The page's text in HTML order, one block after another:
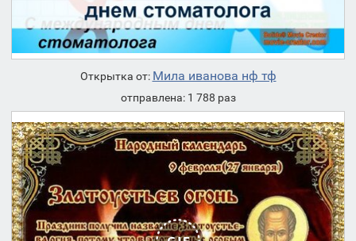
Открытка от: Мила иванова нф тф
отправлена: 1 788 раз